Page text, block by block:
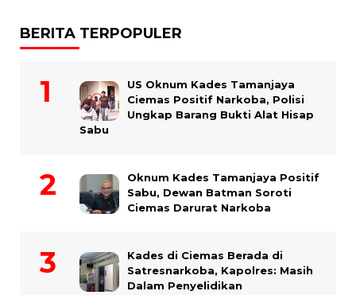
BERITA TERPOPULER
US Oknum Kades Tamanjaya
Ciemas Positif Narkoba, Polisi
Ungkap Barang Bukti Alat Hisap
Sabu
Oknum Kades Tamanjaya Positif
Sabu, Dewan Batman Soroti
Ciemas Darurat Narkoba
Kades di Ciemas Berada di
Satresnarkoba, Kapolres: Masih
Dalam Penyelidikan